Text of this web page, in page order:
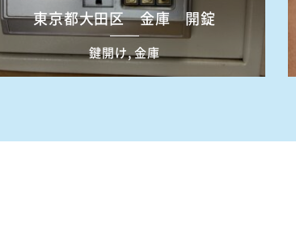
東京都大田区 金庫 開錠
鍵開け, 金庫